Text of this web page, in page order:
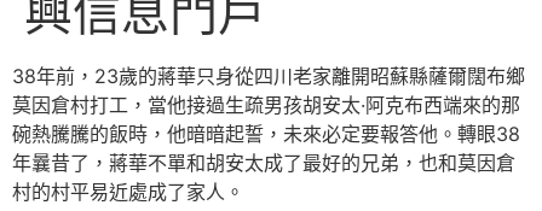
興信息門戶
38年前，23歲的蔣華只身從四川老家離開昭蘇縣薩爾闊布鄉
莫因倉村打工，當他接過生疏男孩胡安太·阿克布西端來的那
碗熱騰騰的飯時，他暗暗起誓，未來必定要報答他。轉眼38
年曩昔了，蔣華不單和胡安太成了最好的兄弟，也和莫因倉
村的村平易近處成了家人。